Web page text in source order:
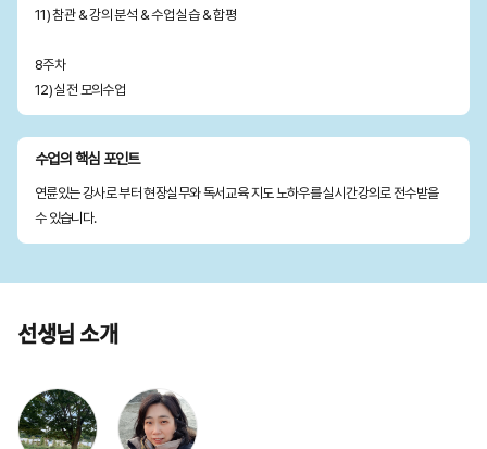
11) 참관 & 강의 분석 & 수업 실습 & 합평
8주차
12) 실전 모의수업
수업의 핵심 포인트
연륜있는 강사로 부터 현장실무와 독서교육 지도 노하우를 실시간강의로 전수받을
수 있습니다.
선생님 소개